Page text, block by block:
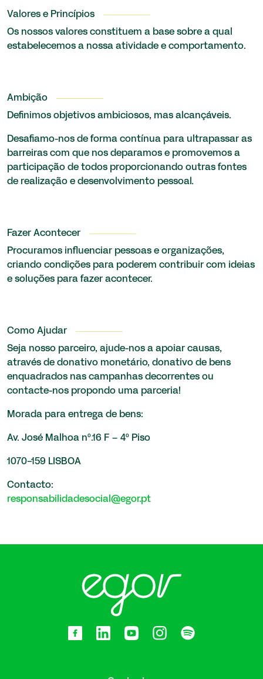
Valores e Princípios
Os nossos valores constituem a base sobre a qual
estabelecemos a nossa atividade e comportamento.
Ambição
Definimos objetivos ambiciosos, mas alcançáveis.
Desafiamo-nos de forma contínua para ultrapassar as
barreiras com que nos deparamos e promovemos a
participação de todos proporcionando outras fontes
de realização e desenvolvimento pessoal.
Fazer Acontecer
Procuramos influenciar pessoas e organizações,
criando condições para poderem contribuir com ideias
e soluções para fazer acontecer.
Como Ajudar
Seja nosso parceiro, ajude-nos a apoiar causas,
através de donativo monetário, donativo de bens
enquadrados nas campanhas decorrentes ou
contacte-nos propondo uma parceria!
Morada para entrega de bens:
Av. José Malhoa nº.16 F – 4º Piso
1070-159 LISBOA
Contacto:
responsabilidadesocial@egor.pt